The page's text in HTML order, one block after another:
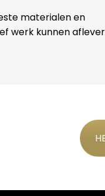
materialen en
werk kunnen